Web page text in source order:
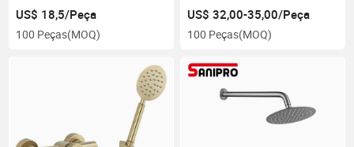
US$ 18,5/Peça
100 Peças(MOQ)
US$ 32,00-35,00/Peça
100 Peças(MOQ)